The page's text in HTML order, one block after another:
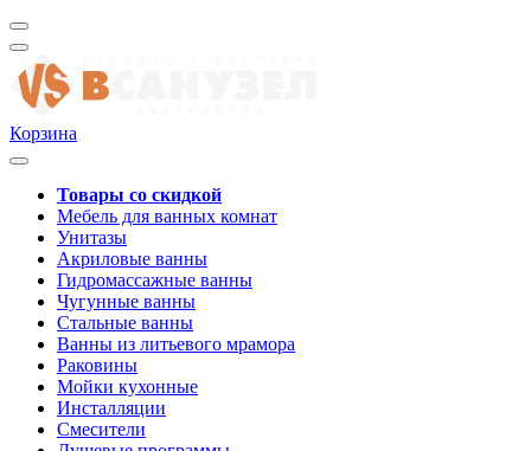
Корзина
Товары со скидкой
Мебель для ванных комнат
Унитазы
Акриловые ванны
Гидромассажные ванны
Чугунные ванны
Стальные ванны
Ванны из литьевого мрамора
Раковины
Мойки кухонные
Инсталляции
Смесители